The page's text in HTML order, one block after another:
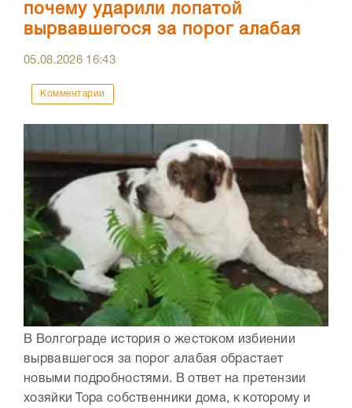
почему ударили лопатой
вырвавшегося за порог алабая
05.08.2026 16:43
Комментарии
В Волгограде история о жестоком избиении
вырвавшегося за порог алабая обрастает
новыми подробностями. В ответ на претензии
хозяйки Тора собственники дома, к которому и